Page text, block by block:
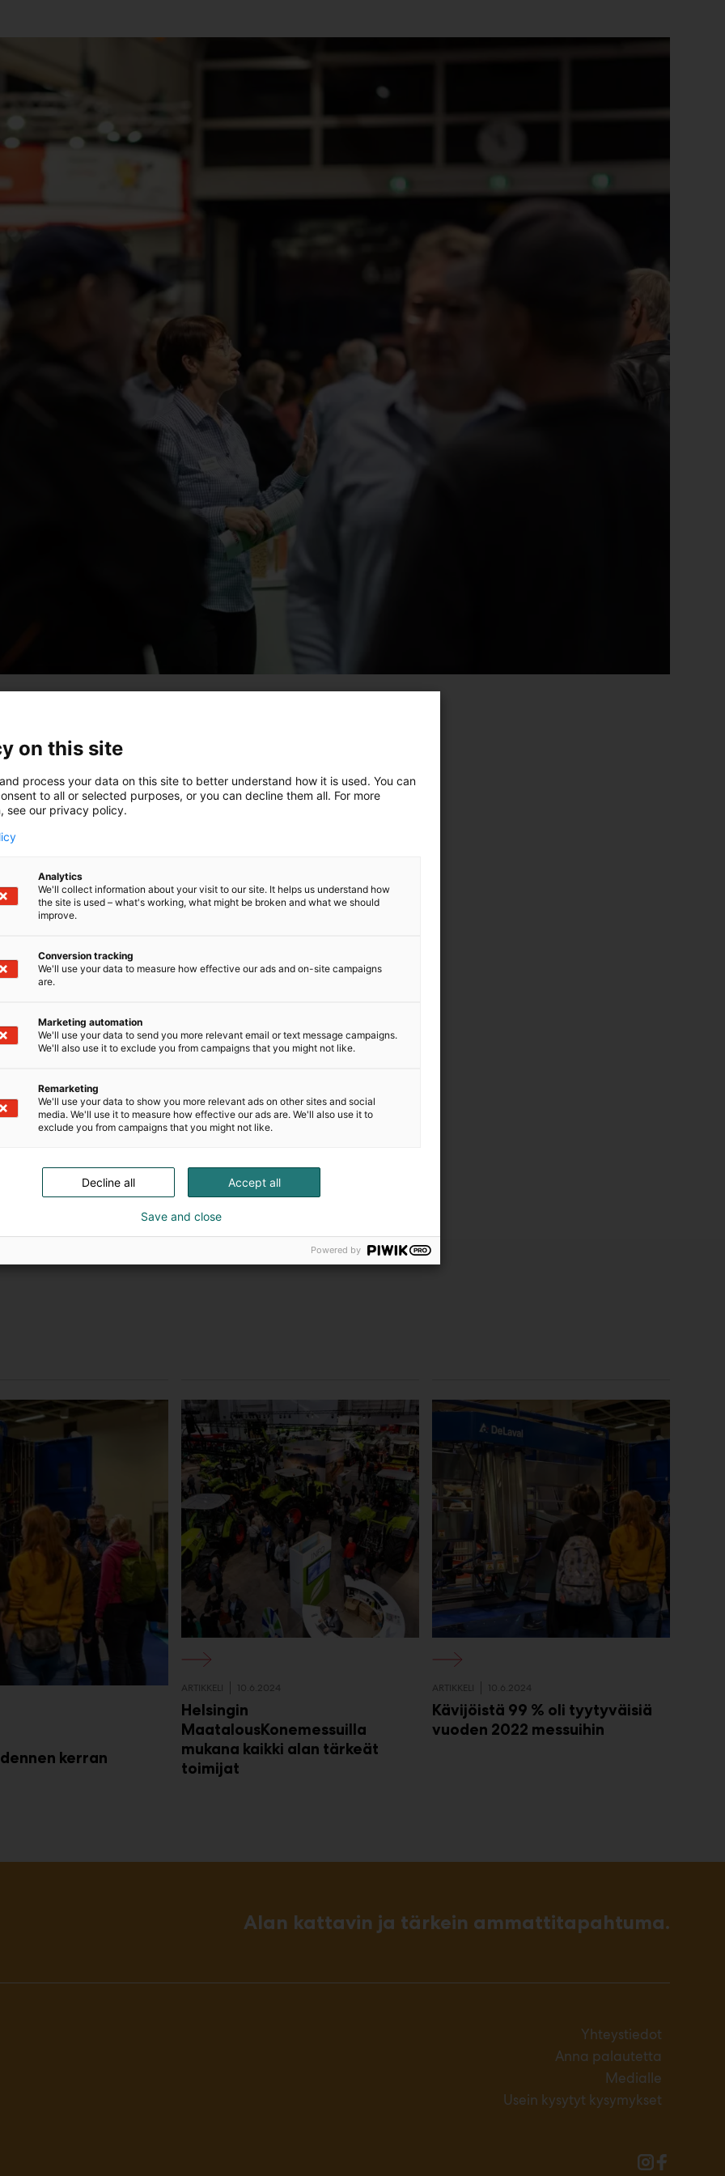
kertaa. Vuonna 2022 tapahtumaan
oli 31 990 m2 (2018: 2839a m2).
vuoden 2024 osalta.
syyt osallistua messuille olivat
ja sidosryhmien tapaaminen (64 %)
tavoitteissa onnistui keskimäärin
99 % piti MaatalousKonemessuihin
olivat erittäin tai melko tyytyväisiä
korkealla ja kaikki vastanneet (100 %)
verrattuna muihin alan tapahtumiin
Messukeskuksen ammattitapahtumiin.
tapahtumaan 2024.
verrattuna yleinen tyytyväisyys ja
prosenteilla.
kerran
ARTIKKELI 10.6.2024
Helsingin
MaatalousKonemessuilla
mukana kaikki alan tärkeät
toimijat
ARTIKKELI 10.6.2024
Kävijöistä 99 % oli tyytyväisiä
vuoden 2022 messuihin
Alan kattavin ja tärkein ammattitapahtuma.
Yhteystiedot
Anna palautetta
Medialle
Usein kysytyt kysymykset
on this site
process your data on this site to better understand how it is used. You can
to all or selected purposes, or you can decline them all. For more
see our privacy policy.
Analytics
We'll collect information about your visit to our site. It helps us understand how
the site is used – what's working, what might be broken and what we should
improve.
Conversion tracking
We'll use your data to measure how effective our ads and on-site campaigns
are.
Marketing automation
We'll use your data to send you more relevant email or text message campaigns.
We'll also use it to exclude you from campaigns that you might not like.
Remarketing
We'll use your data to show you more relevant ads on other sites and social
media. We'll use it to measure how effective our ads are. We'll also use it to
exclude you from campaigns that you might not like.
Accept all
Decline all
Save and close
Powered by